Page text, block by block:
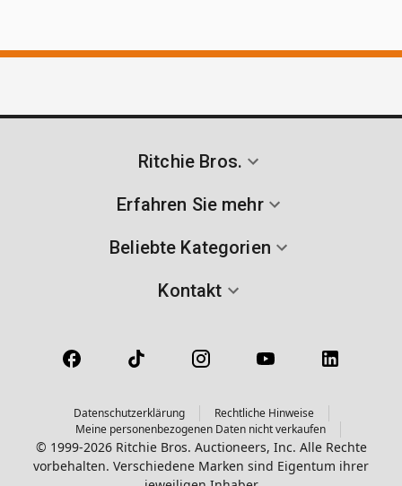
Ritchie Bros.
Erfahren Sie mehr
Beliebte Kategorien
Kontakt
Datenschutzerklärung
Rechtliche Hinweise
Meine personenbezogenen Daten nicht verkaufen
© 1999-2026 Ritchie Bros. Auctioneers, Inc. Alle Rechte
vorbehalten. Verschiedene Marken sind Eigentum ihrer